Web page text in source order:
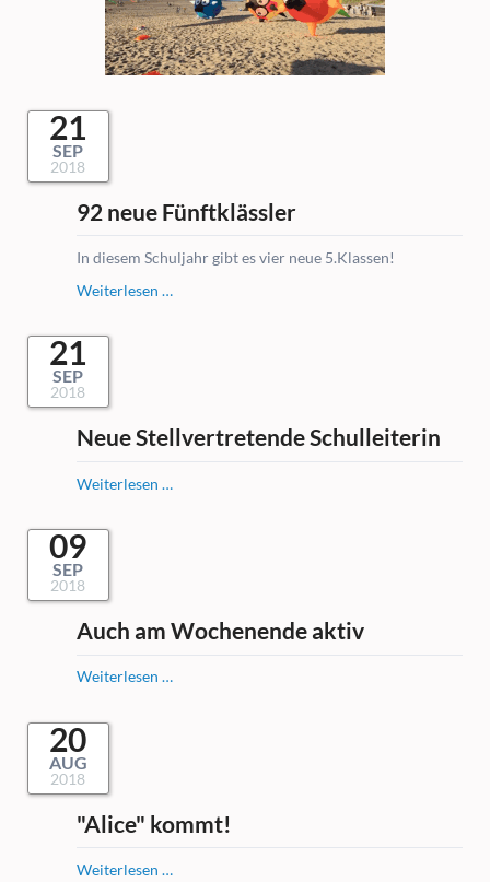
21
SEP
2018
92 neue Fünftklässler
In diesem Schuljahr gibt es vier neue 5.Klassen!
Weiterlesen …
21
SEP
2018
Neue Stellvertretende Schulleiterin
Weiterlesen …
09
SEP
2018
Auch am Wochenende aktiv
Weiterlesen …
20
AUG
2018
"Alice" kommt!
Weiterlesen …